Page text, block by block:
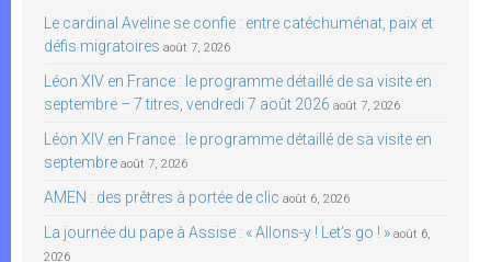
Le cardinal Aveline se confie : entre catéchuménat, paix et
défis migratoires août 7, 2026
Léon XIV en France : le programme détaillé de sa visite en
septembre – 7 titres, vendredi 7 août 2026 août 7, 2026
Léon XIV en France : le programme détaillé de sa visite en
septembre août 7, 2026
AMEN : des prêtres à portée de clic août 6, 2026
La journée du pape à Assise : « Allons-y ! Let’s go ! » août 6,
2026